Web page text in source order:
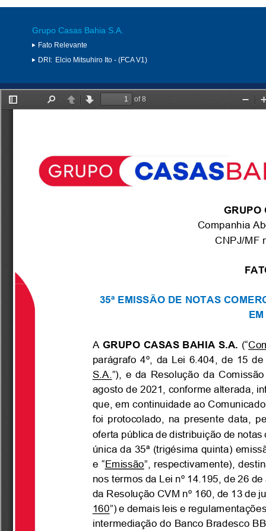
Grupo Casas Bahia S.A.
Fato Relevante
DRI: Elcio Mitsuhiro Ito - (FCA V1)